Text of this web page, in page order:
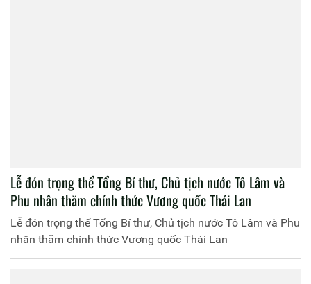
Lễ đón trọng thể Tổng Bí thư, Chủ tịch nước Tô Lâm và
Phu nhân thăm chính thức Vương quốc Thái Lan
Lễ đón trọng thể Tổng Bí thư, Chủ tịch nước Tô Lâm và Phu
nhân thăm chính thức Vương quốc Thái Lan